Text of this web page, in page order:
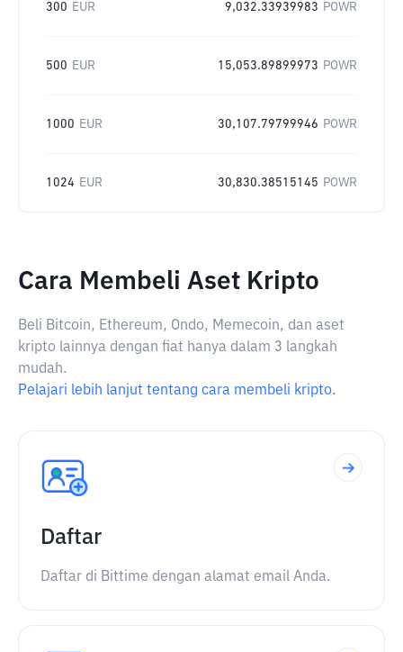
300 EUR 9,032.33939983 POWR
500 EUR 15,053.89899973 POWR
1000 EUR 30,107.79799946 POWR
1024 EUR 30,830.38515145 POWR
Cara Membeli Aset Kripto
Beli Bitcoin, Ethereum, Ondo, Memecoin, dan aset
kripto lainnya dengan fiat hanya dalam 3 langkah
mudah.
Pelajari lebih lanjut tentang cara membeli kripto.
Daftar
Daftar di Bittime dengan alamat email Anda.